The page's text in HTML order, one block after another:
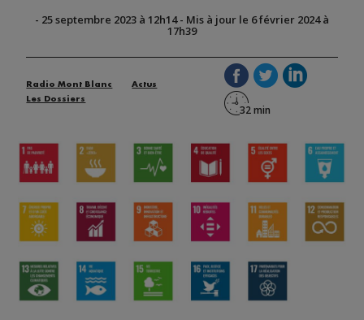
- 25 septembre 2023 à 12h14- Mis à jour le 6 février 2024 à
17h39
Radio Mont Blanc
Actus
Les Dossiers